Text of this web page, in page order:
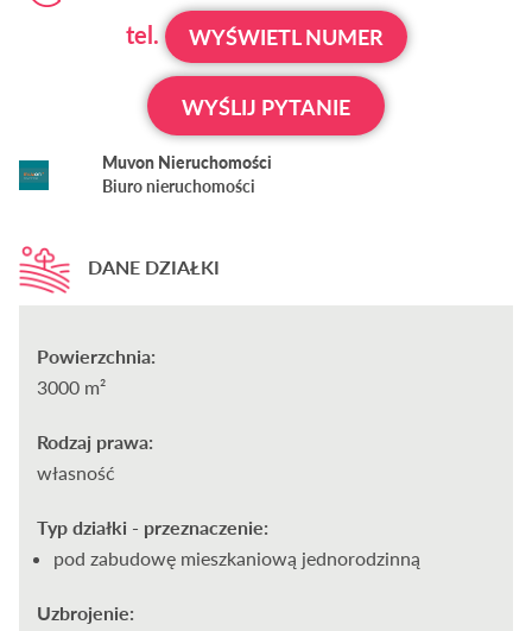
tel.
WYŚWIETL NUMER
WYŚLIJ PYTANIE
Muvon Nieruchomości
Biuro nieruchomości
DANE DZIAŁKI
Powierzchnia:
3000 m²
Rodzaj prawa:
własność
Typ działki - przeznaczenie:
pod zabudowę mieszkaniową jednorodzinną
Uzbrojenie: